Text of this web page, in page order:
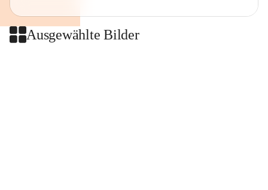
Ausgewählte Bilder